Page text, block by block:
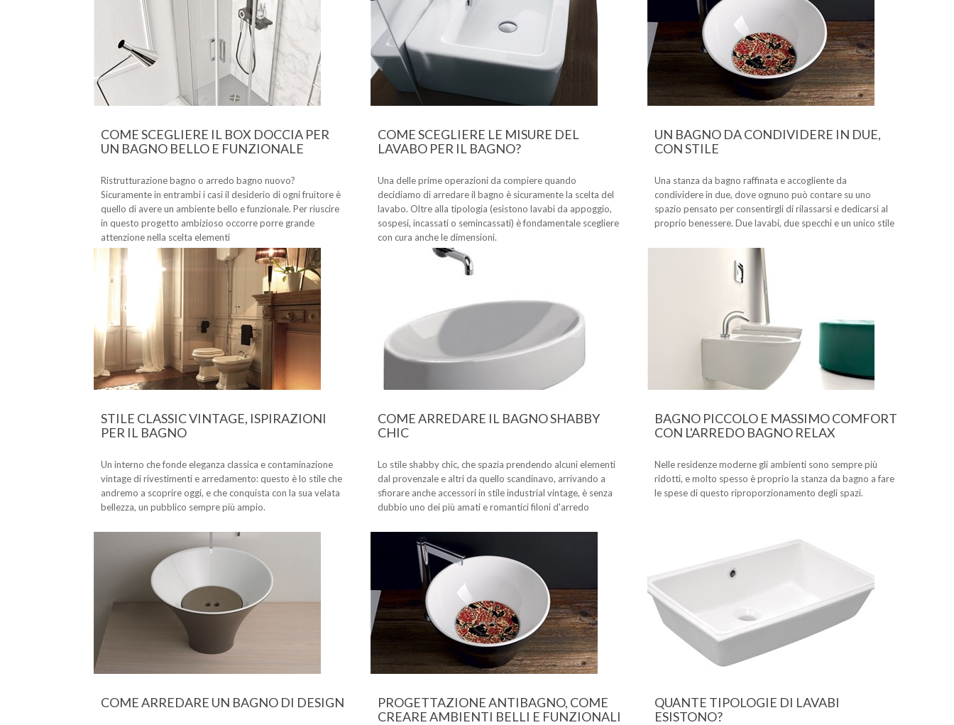
COME SCEGLIERE IL BOX DOCCIA PER
UN BAGNO BELLO E FUNZIONALE
Ristrutturazione bagno o arredo bagno nuovo?
Sicuramente in entrambi i casi il desiderio di ogni fruitore è
quello di avere un ambiente bello e funzionale. Per riuscire
in questo progetto ambizioso occorre porre grande
attenzione nella scelta elementi
COME SCEGLIERE LE MISURE DEL
LAVABO PER IL BAGNO?
Una delle prime operazioni da compiere quando
decidiamo di arredare il bagno è sicuramente la scelta del
lavabo. Oltre alla tipologia (esistono lavabi da appoggio,
sospesi, incassati o semincassati) è fondamentale scegliere
con cura anche le dimensioni.
UN BAGNO DA CONDIVIDERE IN DUE,
CON STILE
Una stanza da bagno raffinata e accogliente da
condividere in due, dove ognuno può contare su uno
spazio pensato per consentirgli di rilassarsi e dedicarsi al
proprio benessere. Due lavabi, due specchi e un unico stile
STILE CLASSIC VINTAGE, ISPIRAZIONI
PER IL BAGNO
Un interno che fonde eleganza classica e contaminazione
vintage di rivestimenti e arredamento: questo è lo stile che
andremo a scoprire oggi, e che conquista con la sua velata
bellezza, un pubblico sempre più ampio.
COME ARREDARE IL BAGNO SHABBY
CHIC
Lo stile shabby chic, che spazia prendendo alcuni elementi
dal provenzale e altri da quello scandinavo, arrivando a
sfiorare anche accessori in stile industrial vintage, è senza
dubbio uno dei più amati e romantici filoni d'arredo
BAGNO PICCOLO E MASSIMO COMFORT
CON L'ARREDO BAGNO RELAX
Nelle residenze moderne gli ambienti sono sempre più
ridotti, e molto spesso è proprio la stanza da bagno a fare
le spese di questo riproporzionamento degli spazi.
COME ARREDARE UN BAGNO DI DESIGN
PROGETTAZIONE ANTIBAGNO, COME
CREARE AMBIENTI BELLI E FUNZIONALI
QUANTE TIPOLOGIE DI LAVABI
ESISTONO?